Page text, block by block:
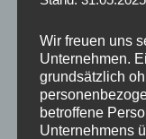
erlaubt
FEWO- Preis 2
weitere
Endreinigung
Wir freuen uns
Unternehmen.
grundsätzlich
betroffene
Unternehmens